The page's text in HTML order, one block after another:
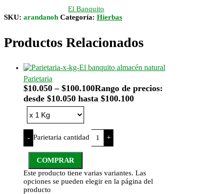
El Banquito
SKU: arandanoh Categoría: Hierbas
Productos Relacionados
Parietaria
$10.050 – $100.100Rango de precios:
desde $10.050 hasta $100.100
- Parietaria cantidad +
COMPRAR
Este producto tiene varias variantes. Las
opciones se pueden elegir en la página del
producto